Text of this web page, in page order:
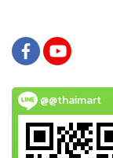
@@thaimart